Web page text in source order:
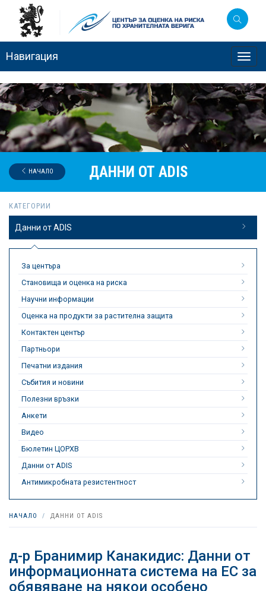
Навигация
ДАННИ ОТ ADIS
НАЧАЛО
КАТЕГОРИИ
Данни от ADIS
За центъра
Становища и оценка на риска
Научни информации
Оценка на продукти за растителна защита
Контактен център
Партньори
Печатни издания
Събития и новини
Полезни връзки
Анкети
Видео
Бюлетин ЦОРХВ
Данни от ADIS
Антимикробната резистентност
НАЧАЛО ДАННИ ОТ ADIS
д-р Бранимир Канакидис: Данни от
информационната система на ЕС за
обявяване на някои особено